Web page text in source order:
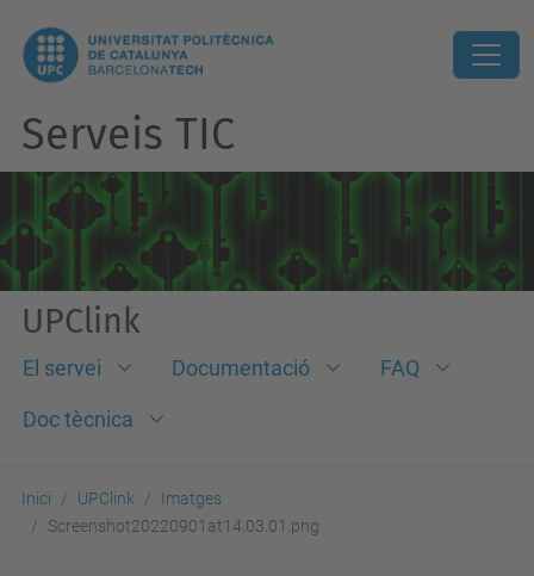
Serveis TIC
UPClink
El servei Documentació FAQ
Doc tècnica
Inici UPClink
Imatges
Screenshot20220901at14.03.01.png